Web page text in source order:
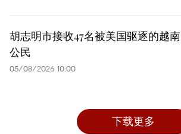
胡志明市接收47名被美国驱逐的越南
公民
05/08/2026 10:00
下载更多